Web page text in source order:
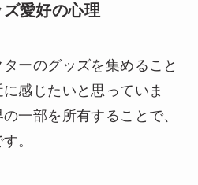
愛好の心理
ーのグッズを集めること
感じたいと思っていま
一部を所有することで、
。